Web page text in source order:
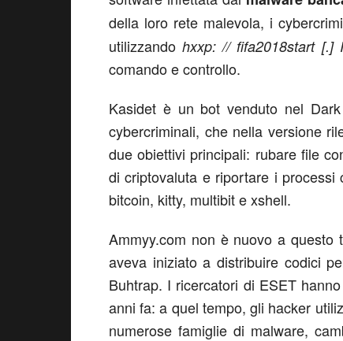
della loro rete malevola, i
utilizzandohxxp: // fifa2018start [.]
comando e controllo.
Kasidet è un bot venduto nel
cybercriminali, che nella versione
due obiettivi principali: rubare file
di criptovaluta e riportare i
bitcoin, kitty, multibit e xshell.
Ammyy.com non è nuovo a questo
aveva iniziato a distribuire codici
Buhtrap. I ricercatori di ESET
anni fa: a quel tempo, gli hacker
numerose famiglie di malware,